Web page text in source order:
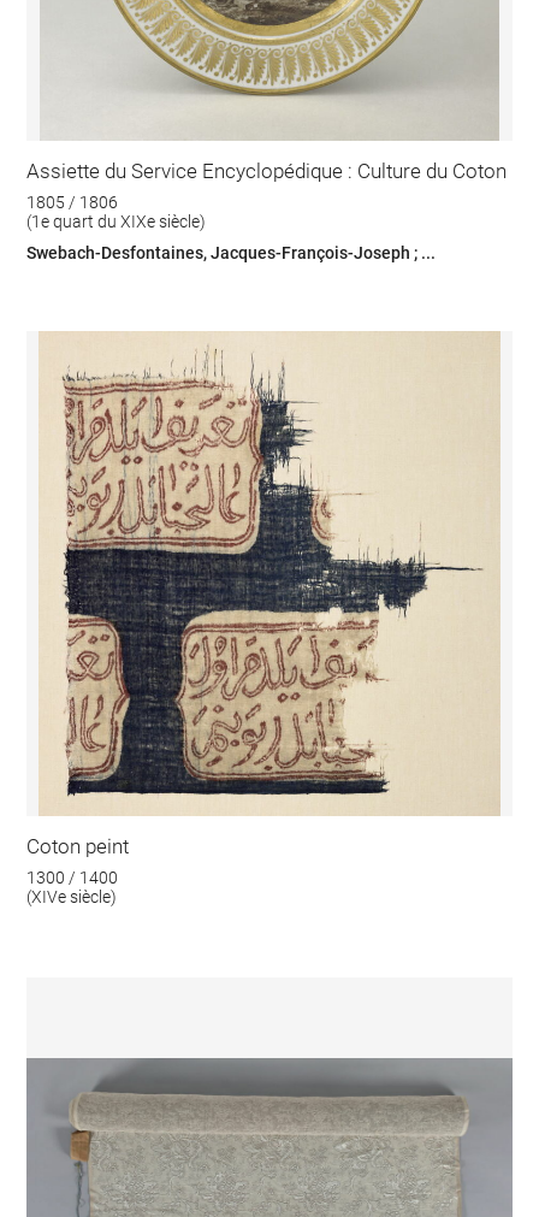
Assiette du Service Encyclopédique : Culture du Coton
1805 / 1806
(1e quart du XIXe siècle)
Swebach-Desfontaines, Jacques-François-Joseph ; ...
Coton peint
1300 / 1400
(XIVe siècle)